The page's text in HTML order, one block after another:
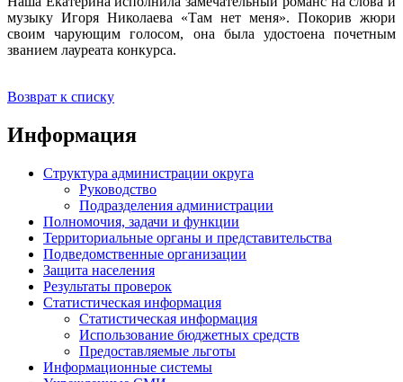
музыку Игоря Николаева «Там нет меня». Покорив жюри
своим чарующим голосом, она была удостоена почетным
званием лауреата конкурса.
Возврат к списку
Информация
Структура администрации округа
Руководство
Подразделения администрации
Полномочия, задачи и функции
Территориальные органы и представительства
Подведомственные организации
Защита населения
Результаты проверок
Статистическая информация
Статистическая информация
Использование бюджетных средств
Предоставляемые льготы
Информационные системы